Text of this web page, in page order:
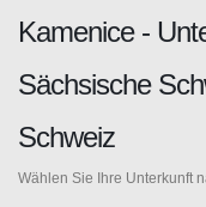
Kamenice -
Sächsische
Schweiz
Wählen Sie Ihre Unterkunft